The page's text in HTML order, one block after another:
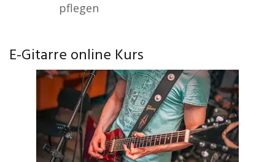
pflegen
E-Gitarre online Kurs